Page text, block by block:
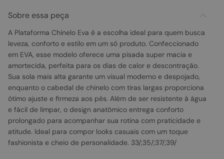
Sobre essa peça
A Plataforma Chinelo Eva é a escolha ideal para quem busca
leveza, conforto e estilo em um só produto. Confeccionado
em EVA, esse modelo oferece uma pisada super macia e
amortecida, perfeita para os dias de calor e descontração.
Sua sola mais alta garante um visual moderno e despojado,
enquanto o cabedal de chinelo com tiras largas proporciona
ótimo ajuste e firmeza aos pés. Além de ser resistente à água
e fácil de limpar, o design anatômico entrega conforto
prolongado para acompanhar sua rotina com praticidade e
atitude. Ideal para compor looks casuais com um toque
fashionista e cheio de personalidade. 33/;35/;37/;39/